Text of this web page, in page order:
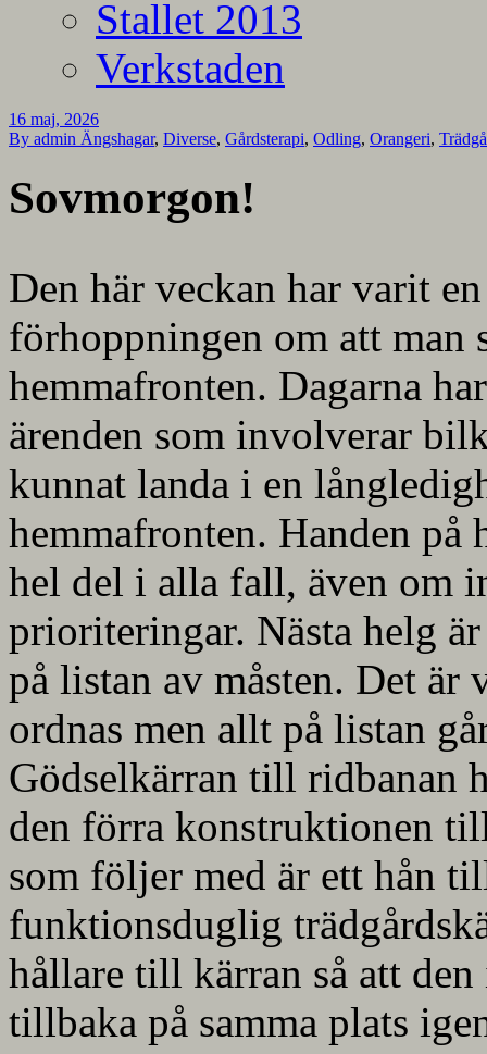
Stallet 2013
Verkstaden
16 maj, 2026
By admin Ängshagar, Diverse, Gårdsterapi, Odling, Orangeri,
Sovmorgon!
Den här veckan har varit
förhoppningen om att man
hemmafronten. Dagarna
ärenden som involverar
kunnat landa i en
hemmafronten. Handen på
hel del i alla fall, även om
prioriteringar. Nästa helg
på listan av måsten. Det är
ordnas men allt på listan
Gödselkärran till ridbanan
den förra konstruktionen
som följer med är ett hån
funktionsduglig
hållare till kärran så att
tillbaka på samma plats